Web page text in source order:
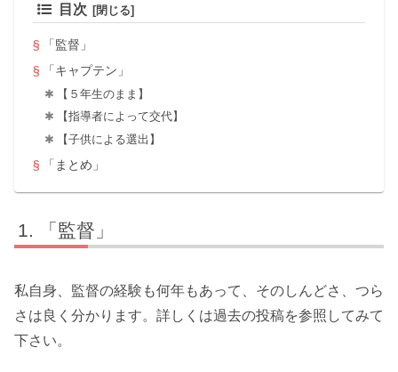
目次
「監督」
「キャプテン」
【５年生のまま】
【指導者によって交代】
【子供による選出】
「まとめ」
「監督」
私自身、監督の経験も何年もあって、そのしんどさ、つら
さは良く分かります。詳しくは過去の投稿を参照してみて
下さい。